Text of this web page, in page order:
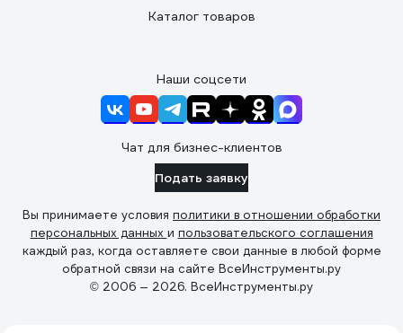
Каталог товаров
Наши соцсети
Чат для бизнес-клиентов
Подать заявку
Вы принимаете условия политики в отношении обработки
персональных данных и пользовательского соглашения
каждый раз, когда оставляете свои данные в любой форме
обратной связи на сайте ВсеИнструменты.ру
© 2006 — 2026. ВсеИнструменты.ру